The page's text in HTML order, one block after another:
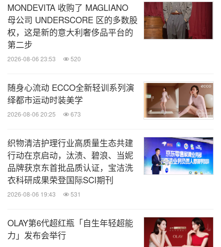
MONDEVITA 收购了 MAGLIANO
母公司 UNDERSCORE 区的多数股
权，这是新的意大利奢侈品平台的
第二步
2026-08-06 23:53 520
随身心流动 ECCO全新轻训系列演
绎都市运动时装美学
2026-08-06 20:25 673
织物清洁护理行业高质量生态共建
行动在京启动，汰渍、碧浪、当妮
品牌获京东首批品质认证，宝洁洗
衣科研成果荣登国际SCI期刊
2026-08-06 19:43 531
OLAY第6代超红瓶「自生年轻超能
力」发布会举行